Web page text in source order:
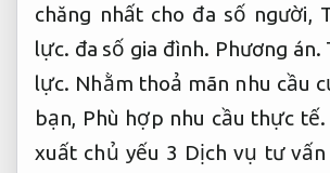
chăng nhất cho đa số người,
lực. đa số gia đình. Phương án.
lực. Nhằm thoả mãn nhu cầu
bạn, Phù hợp nhu cầu thực tế.
xuất chủ yếu 3 Dịch vụ tư